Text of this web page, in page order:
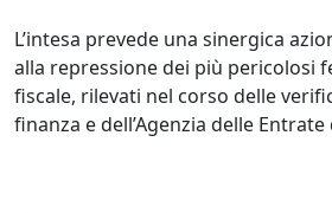
L’intesa prevede una sinergica
alla repressione dei più pericolosi
fiscale, rilevati nel corso delle
finanza e dell’Agenzia delle